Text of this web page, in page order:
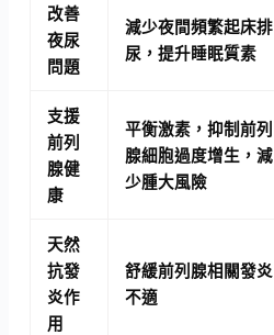
改善
夜尿
問題
減少夜間頻繁起床排
尿，提升睡眠質素
支援
前列
腺健
康
平衡激素，抑制前列
腺細胞過度增生，減
少腫大風險
天然
抗發
炎作
用
舒緩前列腺相關發炎
不適